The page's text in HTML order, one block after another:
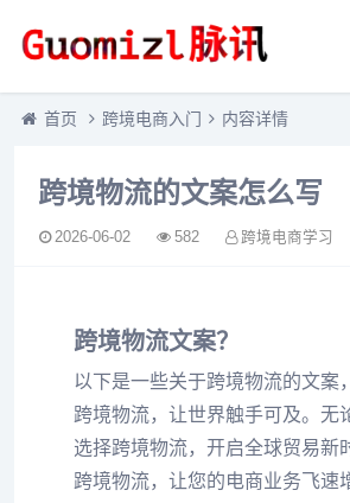
首页 跨境电商入门 内容详情
跨境物流的文案怎么写
2026-06-02 582 跨境电商学习
跨境物流文案？
以下是一些关于跨境物流的文案
跨境物流，让世界触手可及。无
选择跨境物流，开启全球贸易新
跨境物流，让您的电商业务飞速